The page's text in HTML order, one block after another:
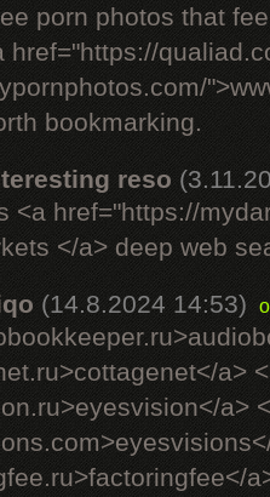
porn photos that
href="https://
bookmarking.
reso
<a href="https://
</a> deep web
(14.8.2024 14:53)
a>
a>